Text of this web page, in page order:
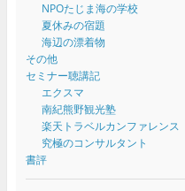
NPOたじま海の学校
夏休みの宿題
海辺の漂着物
その他
セミナー聴講記
エクスマ
南紀熊野観光塾
楽天トラベルカンファレンス
究極のコンサルタント
書評